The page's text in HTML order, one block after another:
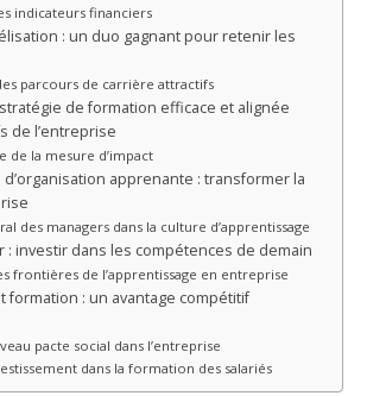
indicateurs financiers
: un duo gagnant pour retenir les
parcours de carrière attractifs
de formation efficace et alignée
de l’entreprise
de la mesure d’impact
apprenante : transformer la
des managers dans la culture d’apprentissage
: investir dans les compétences de demain
frontières de l’apprentissage en entreprise
formation : un avantage compétitif
pacte social dans l’entreprise
dans la formation des salariés